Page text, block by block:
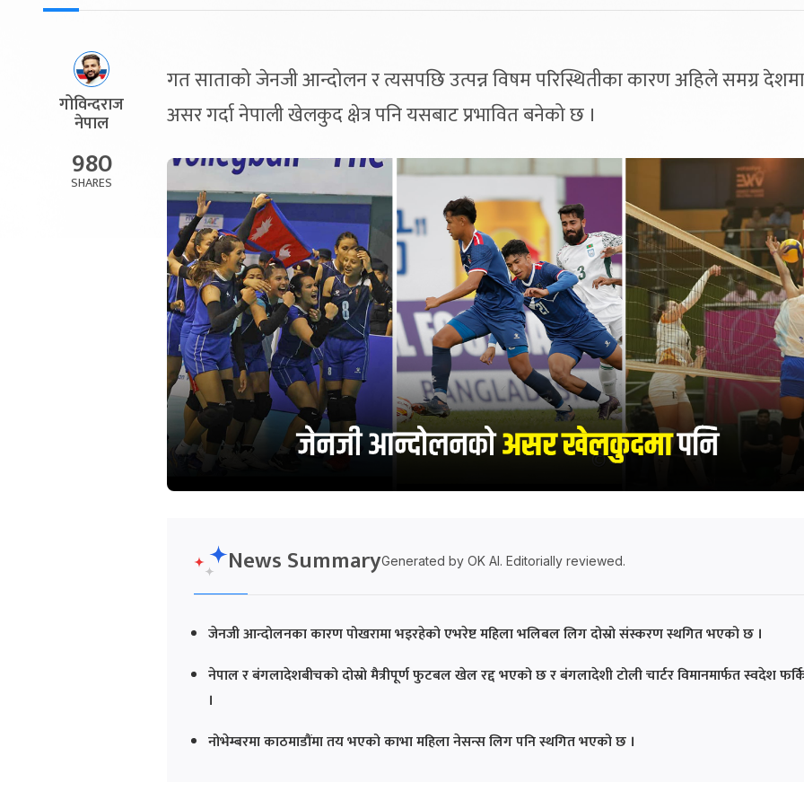
गोविन्दराज
नेपाल
980
SHARES
गत साताको जेनजी आन्दोलन र त्यसपछि उत्पन्न विषम परिस्थितीका कारण अहिले समग्र
असर गर्दा नेपाली खेलकुद क्षेत्र पनि यसबाट प्रभावित बनेको छ ।
News SummaryGenerated by OK AI. Editorially reviewed.
जेनजी आन्दोलनका कारण पोखरामा भइरहेको एभरेष्ट महिला भलिबल लिग दोस्रो संस्करण स्थगित भएको छ ।
नेपाल र बंगलादेशबीचको दोस्रो मैत्रीपूर्ण फुटबल खेल रद्द भएको छ र बंगलादेशी टोली चार्टर विमानमार्फत स्वदेश
।
नोभेम्बरमा काठमाडौंमा तय भएको काभा महिला नेसन्स लिग पनि स्थगित भएको छ ।